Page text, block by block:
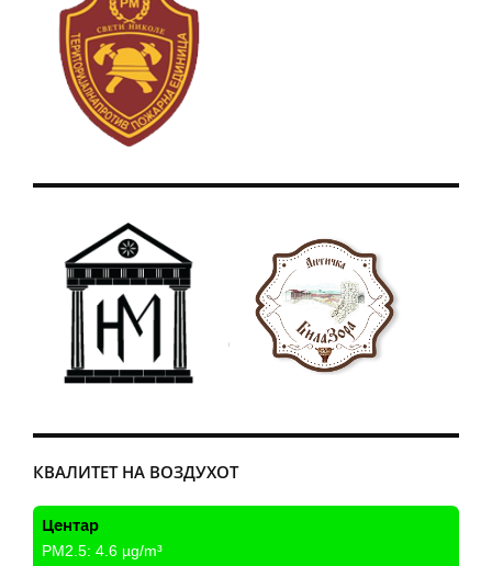
КВАЛИТЕТ НА ВОЗДУХОТ
Центар
PM2.5: 4.6 µg/m³